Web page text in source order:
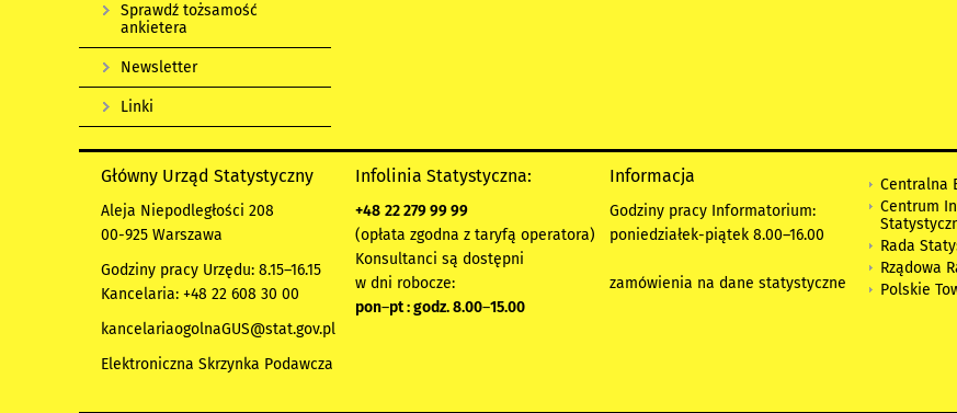
Sprawdź tożsamość
ankietera
Newsletter
Linki
Główny Urząd Statystyczny
Aleja Niepodległości 208
00-925 Warszawa
Godziny pracy Urzędu: 8.15–16.15
Kancelaria: +48 22 608 30 00
kancelariaogolnaGUS@stat.gov.pl
Elektroniczna Skrzynka Podawcza
Infolinia Statystyczna:
+48 22 279 99 99
(opłata zgodna z taryfą operatora)
Konsultanci są dostępni
w dni robocze:
pon–pt : godz. 8.00–15.00
Informacja
Godziny pracy Informatorium:
poniedziałek-piątek 8.00–16.00
zamówienia na dane statystyczne
Centralna
Centrum
Rada
Rządowa
Polskie